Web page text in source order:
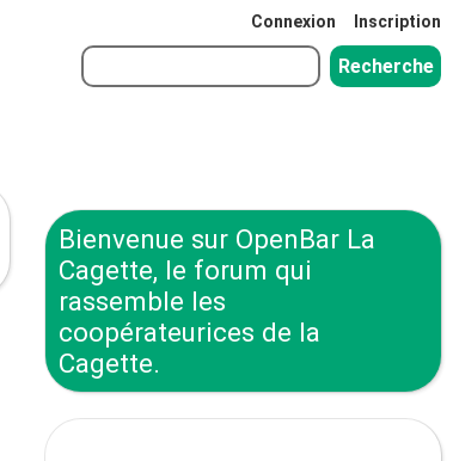
Connexion Inscription
Bienvenue sur OpenBar La
Cagette, le forum qui
rassemble les
coopérateurices de la
Cagette.